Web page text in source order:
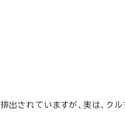
出されていますが、実は、ク